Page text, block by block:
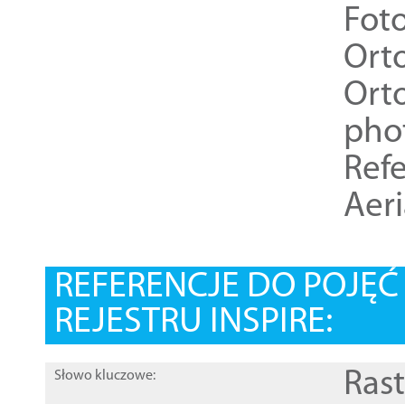
REFERENCJE DO
REJESTRU INSPIRE:
Słowo kluczowe: